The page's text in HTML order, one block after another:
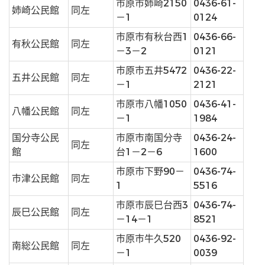
姉崎公民館 同左
市原市姉崎2150
－1
0436-61-
0124
有秋公民館 同左
市原市有秋台西1
－3－2
0436-66-
0121
五井公民館 同左
市原市五井5472
－1
0436-22-
2121
八幡公民館 同左
市原市八幡1050
－1
0436-41-
1984
国分寺公民
館
同左
市原市南国分寺
台1－2－6
0436-24-
1600
市津公民館 同左
市原市下野90－
1
0436-74-
5516
辰巳公民館 同左
市原市辰巳台西3
－14－1
0436-74-
8521
南総公民館 同左
市原市牛久520
－1
0436-92-
0039